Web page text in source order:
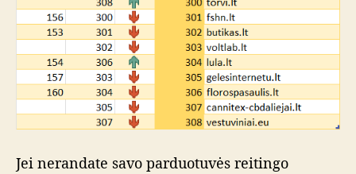
Jei nerandate savo parduotuvės reitingo